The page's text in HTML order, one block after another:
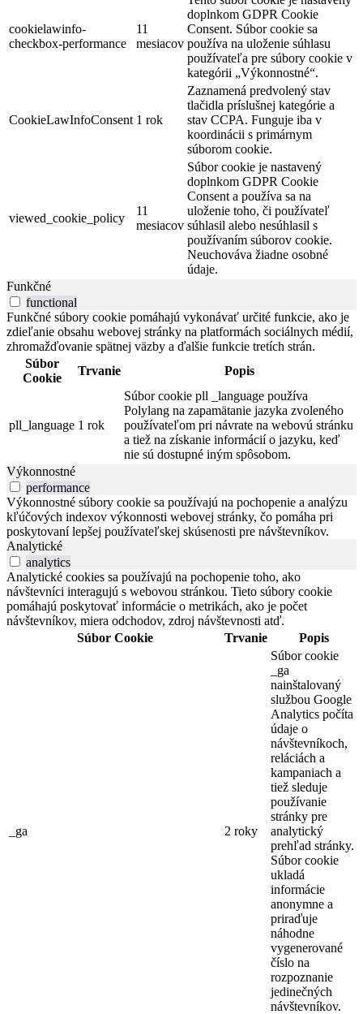
cookielawinfo-
checkbox-performance
11
mesiacov
doplnkom GDPR Cookie
Consent. Súbor cookie sa
používa na uloženie súhlasu
používateľa pre súbory cookie v
kategórii „Výkonnostné“.
CookieLawInfoConsent 1 rok
Zaznamená predvolený stav
tlačidla príslušnej kategórie a
stav CCPA. Funguje iba v
koordinácii s primárnym
súborom cookie.
viewed_cookie_policy
11
mesiacov
Súbor cookie je nastavený
doplnkom GDPR Cookie
Consent a používa sa na
uloženie toho, či používateľ
súhlasil alebo nesúhlasil s
používaním súborov cookie.
Neuchováva žiadne osobné
údaje.
Funkčné
functional
Funkčné súbory cookie pomáhajú vykonávať určité funkcie, ako je
zdieľanie obsahu webovej stránky na platformách sociálnych médií,
zhromažďovanie spätnej väzby a ďalšie funkcie tretích strán.
Súbor
Cookie
Trvanie Popis
pll_language 1 rok
Súbor cookie pll _language používa
Polylang na zapamätanie jazyka zvoleného
používateľom pri návrate na webovú stránku
a tiež na získanie informácií o jazyku, keď
nie sú dostupné iným spôsobom.
Výkonnostné
performance
Výkonnostné súbory cookie sa používajú na pochopenie a analýzu
kľúčových indexov výkonnosti webovej stránky, čo pomáha pri
poskytovaní lepšej používateľskej skúsenosti pre návštevníkov.
Analytické
analytics
Analytické cookies sa používajú na pochopenie toho, ako
návštevníci interagujú s webovou stránkou. Tieto súbory cookie
pomáhajú poskytovať informácie o metrikách, ako je počet
návštevníkov, miera odchodov, zdroj návštevnosti atď.
Súbor Cookie
Trvanie Popis
_ga 2 roky
Súbor cookie
_ga
nainštalovaný
službou Google
Analytics počíta
údaje o
návštevníkoch,
reláciách a
kampaniach a
tiež sleduje
používanie
stránky pre
analytický
prehľad stránky.
Súbor cookie
ukladá
informácie
anonymne a
priraďuje
náhodne
vygenerované
číslo na
rozpoznanie
jedinečných
návštevníkov.